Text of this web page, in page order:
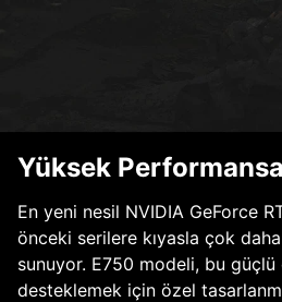
Yüksek
En yeni nesil NVIDIA GeForce
önceki serilere kıyasla çok
sunuyor. E750 modeli, bu güçlü
desteklemek için özel